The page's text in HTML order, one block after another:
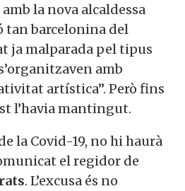
la nova alcaldessa
tan barcelonina del
ja malparada pel tipus
amb
artística”. Però fins
l’havia mantingut.
la Covid-19, no hi haurà
el regidor de
. L’excusa és no